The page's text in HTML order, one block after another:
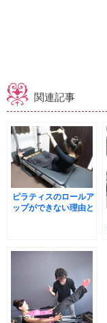
関連記事
ピラティスのロールア
ップができない理由と